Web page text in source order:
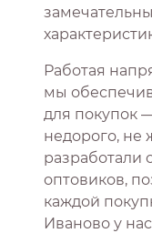
Работая
мы
для покупок
недорого, не
разработали
оптовиков,
каждой
Иваново у